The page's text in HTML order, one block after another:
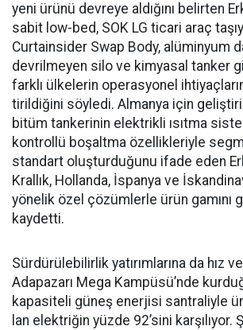
yeni ürünü devreye aldığını belirten
sabit low-bed, SOK LG ticari araç
Curtainsider Swap Body, alüminyum
devrilme­yen silo ve kimyasal tanker
farklı ülkelerin ope­rasyonel
tirildiğini söyledi. Almanya için
bitüm tan­kerinin elektrikli ısıtma
kontrollü boşalt­ma özellikleriyle
standart oluşturduğunu ifade eden
Kral­lık, Hollanda, İspanya ve
yönelik özel çözümlerle ürün gamını
kaydetti.
Sürdürülebilirlik yatırımları­na da hız
Adapaza­rı Mega Kampüsü’nde
kapasiteli güneş ener­jisi santraliyle
lan elektriğin yüzde 92’sini karşı­lıyor.